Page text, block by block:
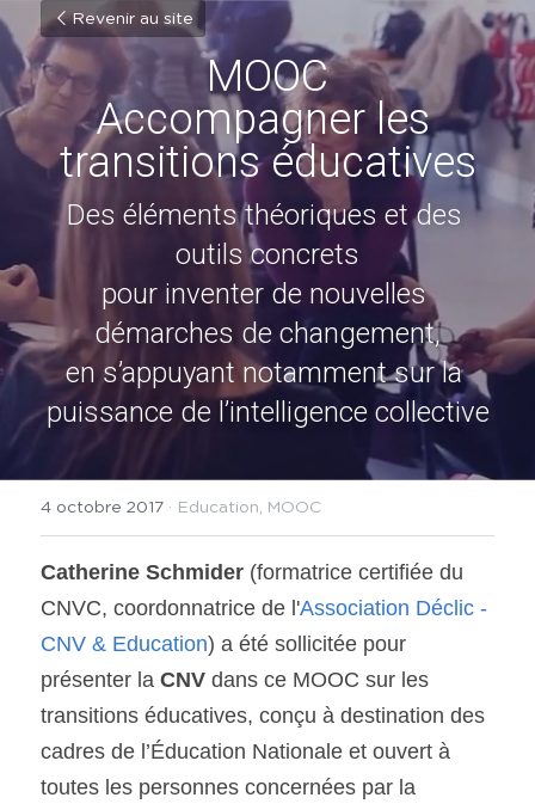
Revenir au site
MOOC
Accompagner les
transitions éducatives
Des éléments théoriques et des
outils concrets
pour inventer de nouvelles
démarches de changement,
en s’appuyant notamment sur la
puissance de l’intelligence collective
4 octobre 2017 · Education, MOOC
Catherine Schmider (formatrice certifiée du
CNVC, coordonnatrice de l'Association Déclic -
CNV & Education) a été sollicitée pour
présenter la CNV dans ce MOOC sur les
transitions éducatives, conçu à destination des
cadres de l’Éducation Nationale et ouvert à
toutes les personnes concernées par la